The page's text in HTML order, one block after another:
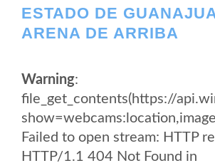
ESTADO DE
ARENA DE ARRIBA
Warning:
file_get_contents(https://
Failed to open stream: HTTP
HTTP/1.1 404 Not Found in